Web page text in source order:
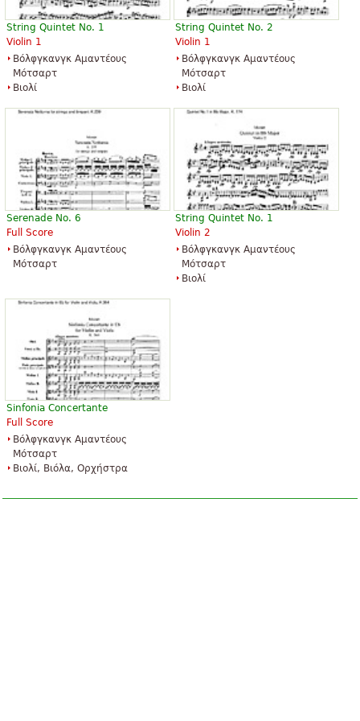
Eine Kleine Nachtmusik
16,50 €
Flute, Piano, Violin
Theodore Presser Company
String Quintet No. 1
Violin 1
Βόλφγκανγκ Αμαντέους
Μότσαρτ
Βιολί
String Quintet No. 2
Violin 1
Βόλφγκανγκ Αμαντέους
Μότσαρτ
Βιολί
Serenade No. 6
Full Score
Βόλφγκανγκ Αμαντέους
Μότσαρτ
String Quintet No. 1
Violin 2
Βόλφγκανγκ Αμαντέους
Μότσαρτ
Βιολί
Sinfonia Concertante
Full Score
Βόλφγκανγκ Αμαντέους
Μότσαρτ
Βιολί, Βιόλα, Ορχήστρα